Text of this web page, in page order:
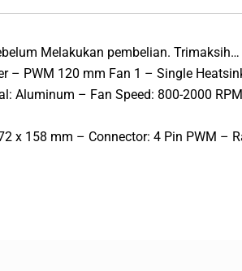
Melakukan pembelian. Trimaksih…
– PWM 120 mm Fan 1 – Single
Aluminum – Fan Speed: 800-2000
x 158 mm – Connector: 4 Pin PWM –